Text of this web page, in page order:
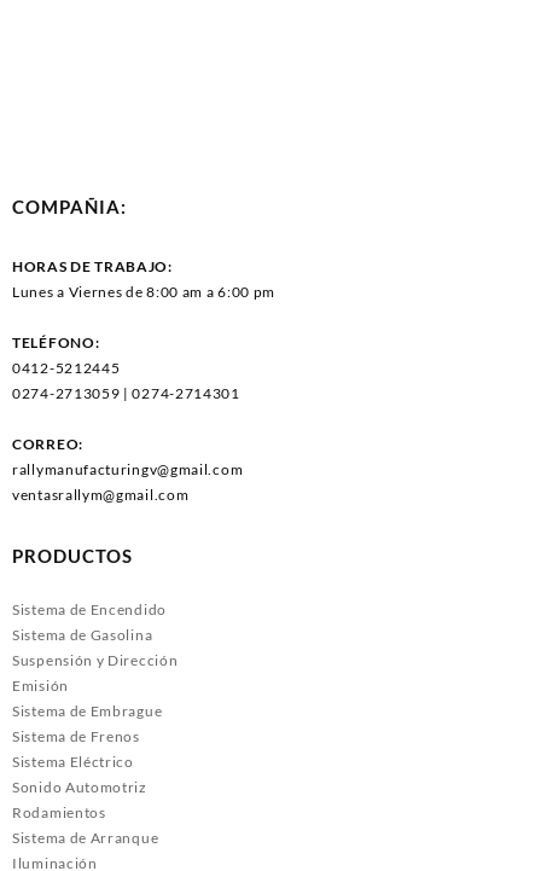
COMPAÑIA:
HORAS DE TRABAJO:
Lunes a Viernes de 8:00 am a 6:00 pm
TELÉFONO:
0412-5212445
0274-2713059 | 0274-2714301
CORREO:
rallymanufacturingv@gmail.com
ventasrallym@gmail.com
PRODUCTOS
Sistema de Encendido
Sistema de Gasolina
Suspensión y Dirección
Emisión
Sistema de Embrague
Sistema de Frenos
Sistema Eléctrico
Sonido Automotriz
Rodamientos
Sistema de Arranque
Iluminación